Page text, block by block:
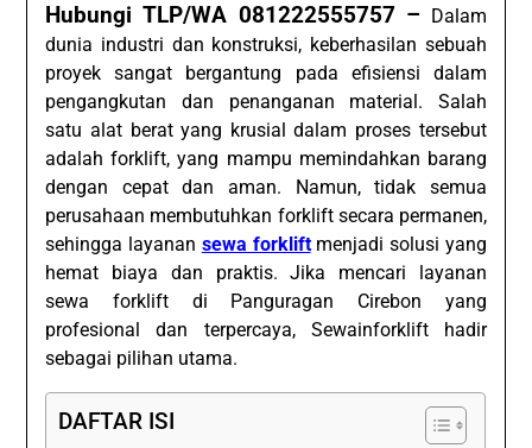
Hubungi TLP/WA 081222555757 – Dalam
dunia industri dan konstruksi, keberhasilan sebuah
proyek sangat bergantung pada efisiensi dalam
pengangkutan dan penanganan material. Salah
satu alat berat yang krusial dalam proses tersebut
adalah forklift, yang mampu memindahkan barang
dengan cepat dan aman. Namun, tidak semua
perusahaan membutuhkan forklift secara permanen,
sehingga layanan sewa forkliftmenjadi solusi yang
hemat biaya dan praktis. Jika mencari layanan
sewa forklift di Panguragan Cirebon yang
profesional dan terpercaya, Sewainforklift hadir
sebagai pilihan utama.
DAFTAR ISI